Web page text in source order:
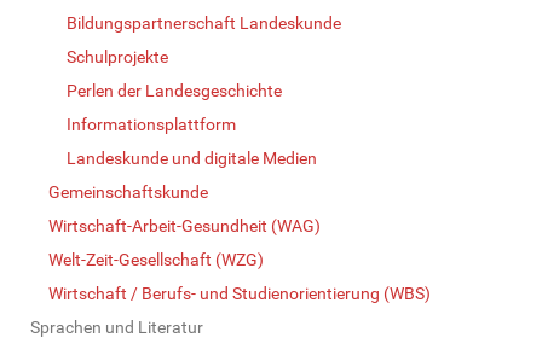
Bildungspartnerschaft Landeskunde
Schulprojekte
Perlen der Landesgeschichte
Informationsplattform
Landeskunde und digitale Medien
Gemeinschaftskunde
Wirtschaft-Arbeit-Gesundheit (WAG)
Welt-Zeit-Gesellschaft (WZG)
Wirtschaft / Berufs- und Studienorientierung (WBS)
Sprachen und Literatur